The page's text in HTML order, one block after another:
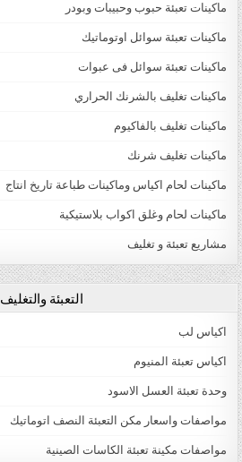
ماكينات تعبئة حبوب وحبيبات وبودر
ماكينات تعبئة سوائل اوتوماتيك
ماكينات تعبئة سوائل فى عبوات
ماكينات تغليف بالشرنك الحراري
ماكينات تغليف بالفاكيوم
ماكينات تغليف شرنك
ماكينات لحام اكياس وماكينات طباعة تاريخ انتاج
ماكينات لحام وغلق اكواب بلاستيكية
مشاريع تعبئة و تغليف
التعبئة والتغليف
اكياس لب
اكياس تعبئة المنيوم
وحدة تعبئة العسل الاسود
مواصفات واسعار مكن التعبئة النصف اتوماتيك
مواصفات مكينة تعبئة الكاسات الصينية